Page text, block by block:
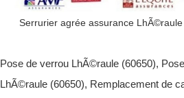
Serrurier agrée assurance
Pose de verrou LhÃ©raule (60650),
LhÃ©raule (60650), Remplacement de